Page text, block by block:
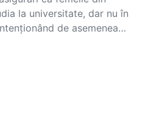
la universitate, dar nu în
de asemenea…